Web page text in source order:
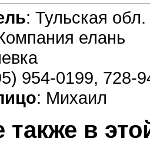
: Тульская обл.
елань
954-0199, 728-
: Михаил
также в